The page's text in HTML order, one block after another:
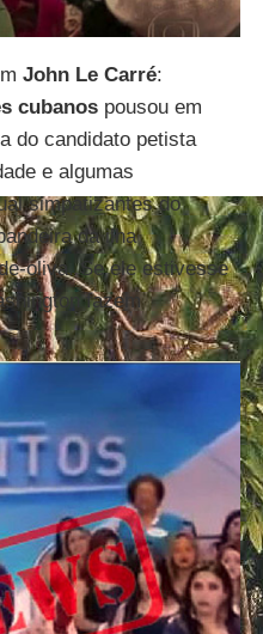
John Le Carré:
cubanospousou em
do candidato petista
e algumas
simpatizantes do
da ilha
oliva. Se ele estivesse
fazem